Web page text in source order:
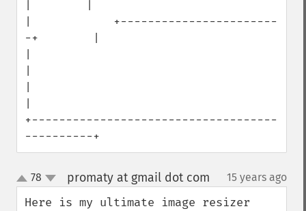
|            +-----------------------
-+        |
+------------------------------------
----------+
up
down
78 promaty at gmail dot com 15 years ago
Here is my ultimate image resizer